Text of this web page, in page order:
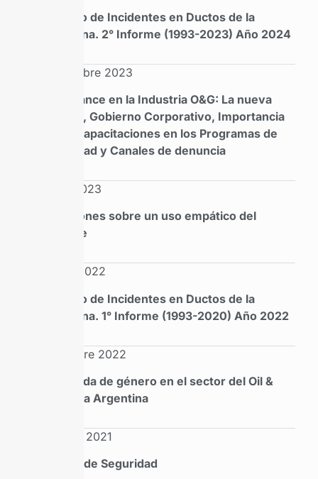
Registro de Incidentes en Ductos de la
Argentina. 2° Informe (1993-2023) Año 2024
Septiembre 2023
Compliance en la Industria O&G: La nueva
Agenda, Gobierno Corporativo, Importancia
de las Capacitaciones en los Programas de
Integridad y Canales de denuncia
Mayo 2023
Reflexiones sobre un uso empático del
lenguaje
Marzo 2022
Registro de Incidentes en Ductos de la
Argentina. 1° Informe (1993-2020) Año 2022
Diciembre 2022
La agenda de género en el sector del Oil &
Gas en la Argentina
Octubre 2021
Cultura de Seguridad